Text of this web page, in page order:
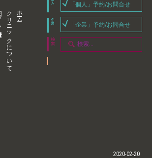
診断 クリニックについて ホーム
「個人」予約/お問合せ
「企業」予約/お問合せ
2020-02-20